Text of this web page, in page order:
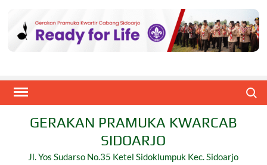
content
GERAKAN PRAMUKA KWARCAB
SIDOARJO
Jl. Yos Sudarso No.35 Ketel Sidoklumpuk Kec. Sidoarjo